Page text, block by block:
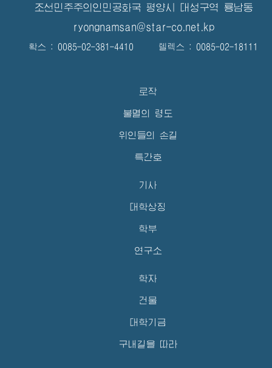
조선민주주의인민공화국 평양시 대성구역 룡남동
ryongnamsan@star-co.net.kp
확스 : 0085-02-381-4410 텔렉스 : 0085-02-18111
로작
불멸의 령도
위인들의 손길
특간호
기사
대학상징
학부
연구소
학자
건물
대학기금
구내길을 따라